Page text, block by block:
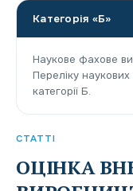
СТАТТІ
ОЦІНКА
Категорія «Б»
Наукове фахове
Переліку
категорії Б.